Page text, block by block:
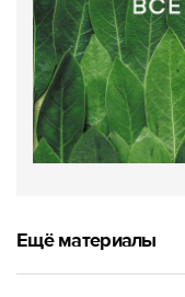
Ещё материалы